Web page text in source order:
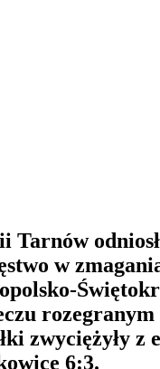
Tarnów
w
zwyciężyły z
6:3.